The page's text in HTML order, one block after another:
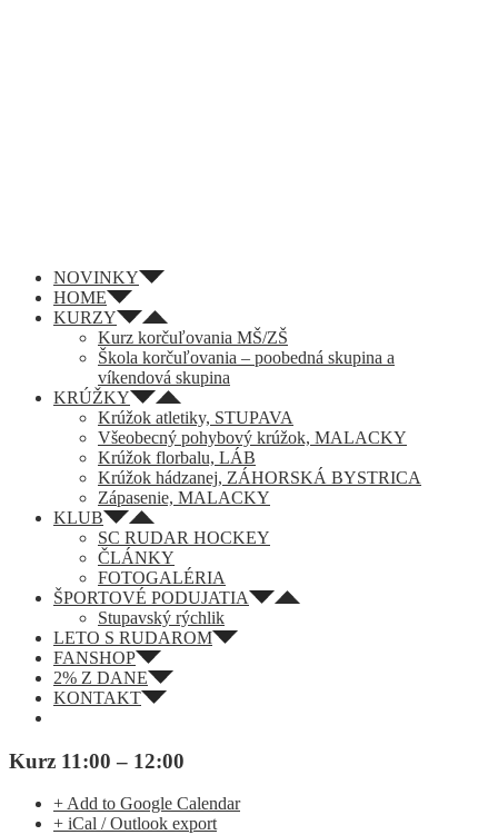
NOVINKY
HOME
KURZY
Kurz korčuľovania MŠ/ZŠ
Škola korčuľovania – poobedná skupina a
víkendová skupina
KRÚŽKY
Krúžok atletiky, STUPAVA
Všeobecný pohybový krúžok, MALACKY
Krúžok florbalu, LÁB
Krúžok hádzanej, ZÁHORSKÁ BYSTRICA
Zápasenie, MALACKY
KLUB
SC RUDAR HOCKEY
ČLÁNKY
FOTOGALÉRIA
ŠPORTOVÉ PODUJATIA
Stupavský rýchlik
LETO S RUDAROM
FANSHOP
2% Z DANE
KONTAKT
Kurz 11:00 – 12:00
+ Add to Google Calendar
+ iCal / Outlook export